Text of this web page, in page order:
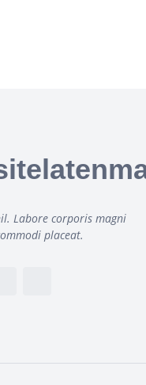
Labore corporis magni
placeat.